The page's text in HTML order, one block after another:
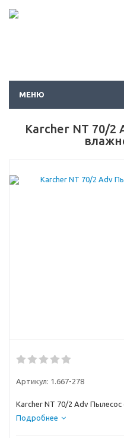
МЕНЮ
Karcher NT 70/2
Артикул: 1.667-278
Karcher NT 70/2 Adv Пылесос
Подробнее